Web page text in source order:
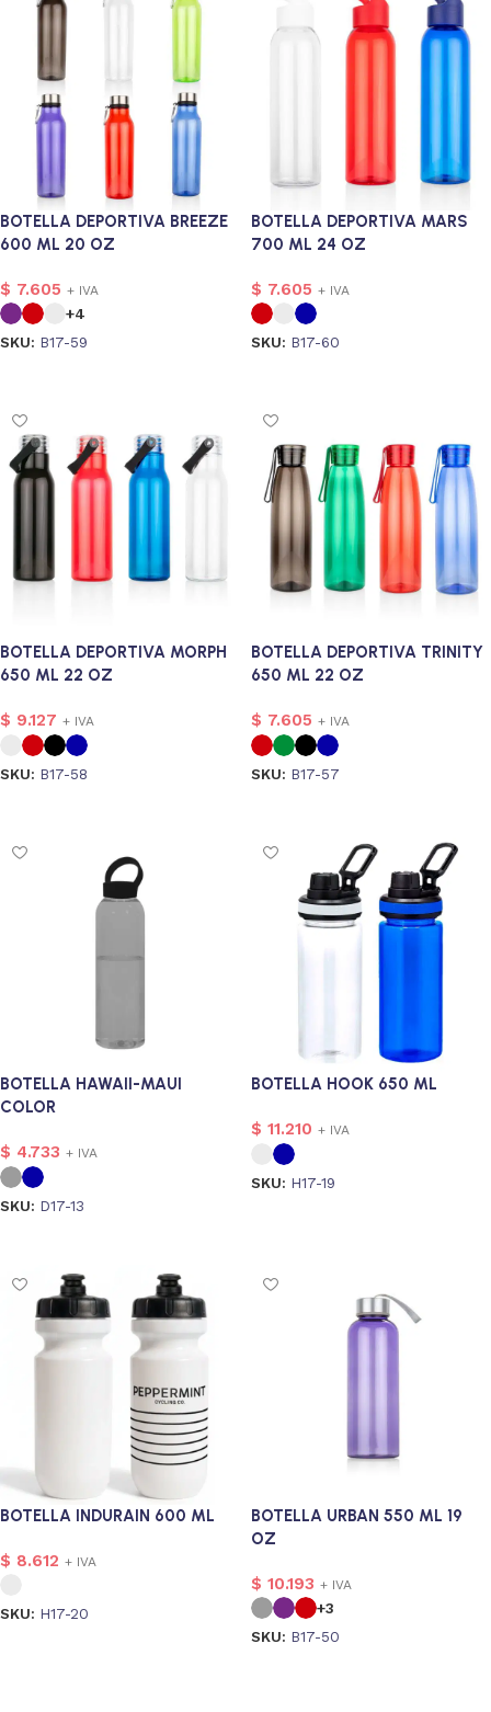
BOTELLA DEPORTIVA BREEZE
600 ML 20 OZ
$ 7.605 + IVA
+4
SKU: B17-59
BOTELLA DEPORTIVA MARS
700 ML 24 OZ
$ 7.605 + IVA
SKU: B17-60
BOTELLA DEPORTIVA MORPH
650 ML 22 OZ
$ 9.127 + IVA
SKU: B17-58
BOTELLA DEPORTIVA TRINITY
650 ML 22 OZ
$ 7.605 + IVA
SKU: B17-57
BOTELLA HAWAII-MAUI
COLOR
$ 4.733 + IVA
SKU: D17-13
BOTELLA HOOK 650 ML
$ 11.210 + IVA
SKU: H17-19
BOTELLA INDURAIN 600 ML
$ 8.612 + IVA
SKU: H17-20
BOTELLA URBAN 550 ML 19
OZ
$ 10.193 + IVA
+3
SKU: B17-50